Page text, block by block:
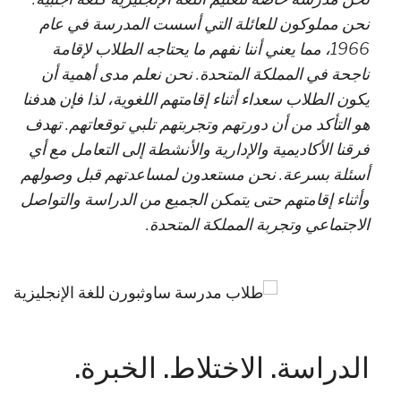
نحن مملوكون للعائلة التي أسست المدرسة في عام
1966، مما يعني أننا نفهم ما يحتاجه الطلاب لإقامة
ناجحة في المملكة المتحدة. نحن نعلم مدى أهمية أن
يكون الطلاب سعداء أثناء إقامتهم اللغوية، لذا فإن هدفنا
هو التأكد من أن دورتهم وتجربتهم تلبي توقعاتهم. تهدف
فرقنا الأكاديمية والإدارية والأنشطة إلى التعامل مع أي
أسئلة بسرعة. نحن مستعدون لمساعدتهم قبل وصولهم
وأثناء إقامتهم حتى يتمكن الجميع من الدراسة والتواصل
الاجتماعي وتجربة المملكة المتحدة.
الدراسة. الاختلاط. الخبرة.